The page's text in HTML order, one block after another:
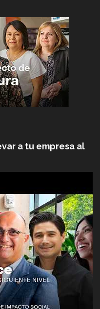
a tu empresa al